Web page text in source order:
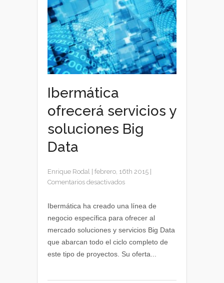
Ibermática
ofrecerá servicios y
soluciones Big
Data
Enrique Rodal febrero, 16th 2015
Comentarios desactivadosen
ofrecerá
soluciones
Big
Data
Ibermática ha creado una línea de
negocio específica para ofrecer al
mercado soluciones y servicios Big Data
que abarcan todo el ciclo completo de
este tipo de proyectos. Su oferta...